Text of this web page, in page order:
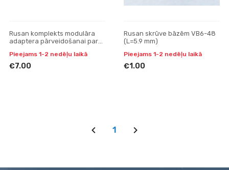
Rusan komplekts modulāra
adaptera pārveidošanai par
Pieejams 1-2 nedēļu laikā
€7.00
Rusan skrūve bāzēm VB6-48
(L=5.9 mm)
Pieejams 1-2 nedēļu laikā
€1.00
1